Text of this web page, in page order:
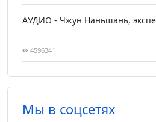
АУДИО - Чжун Наньшань,
4596341
Мы в соцсетях